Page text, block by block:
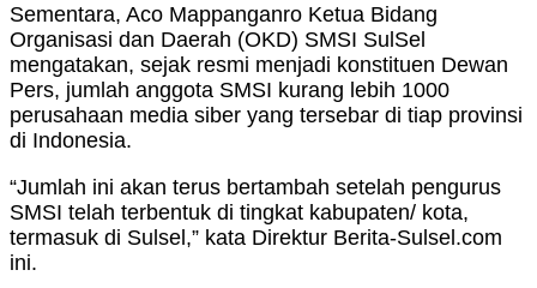
Sementara, Aco Mappanganro Ketua Bidang
Organisasi dan Daerah (OKD) SMSI SulSel
mengatakan, sejak resmi menjadi konstituen Dewan
Pers, jumlah anggota SMSI kurang lebih 1000
perusahaan media siber yang tersebar di tiap provinsi
di Indonesia.
“Jumlah ini akan terus bertambah setelah pengurus
SMSI telah terbentuk di tingkat kabupaten/ kota,
termasuk di Sulsel,” kata Direktur Berita-Sulsel.com
ini.